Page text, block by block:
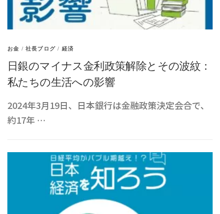
お金 /社長ブログ / 経済
日銀のマイナス金利政策解除とその波紋：
私たちの生活への影響
2024年3月19日、日本銀行は金融政策決定会合で、
約17年 …